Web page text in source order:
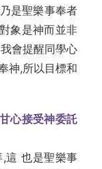
是聖樂事奉者
象是神而並非
會提醒同學心
神,所以目標和
心接受神委託
這 也是聖樂事